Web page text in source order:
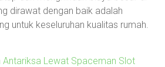
dirawat dengan baik adalah
untuk keseluruhan kualitas rumah.
Antariksa Lewat Spaceman Slot